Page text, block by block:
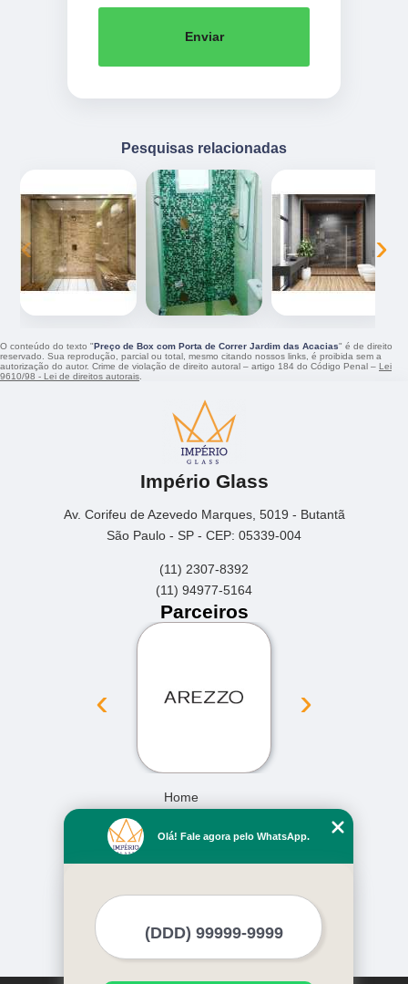
Enviar
Pesquisas relacionadas
‹ ›
O conteúdo do texto "Preço de Box com Porta de Correr Jardim das Acacias" é de direito
reservado. Sua reprodução, parcial ou total, mesmo citando nossos links, é proibida sem a
autorização do autor. Crime de violação de direito autoral – artigo 184 do Código Penal – Lei
9610/98 - Lei de direitos autorais
Império Glass
Av. Corifeu de Azevedo Marques, 5019 - Butantã
São Paulo - SP - CEP: 05339-004
(11) 2307-8392
(11) 94977-5164
Parceiros
‹ ›
Home
Missão
Olá! Fale agora pelo WhatsApp.